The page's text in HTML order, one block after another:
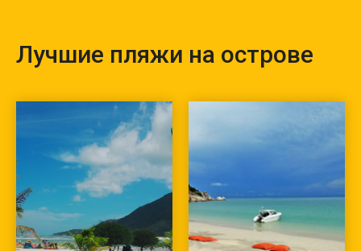
Лучшие пляжи на острове